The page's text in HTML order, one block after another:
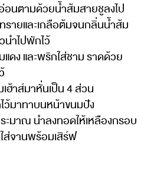
นตามด้วยน้ำส้มสายชูลงไป
ายและเกลือต้มจนกลิ่นน้ำส้ม
นำไปพักไว้
ดง และพริกใส่ชาม ราดด้วย
ฮ้าส์มาหั่นเป็น 4 ส่วน
มาทาบนหน้าขนมปัง
มาณ นำลงทอดให้เหลืองกรอบ
ส่จานพร้อมเสิร์ฟ